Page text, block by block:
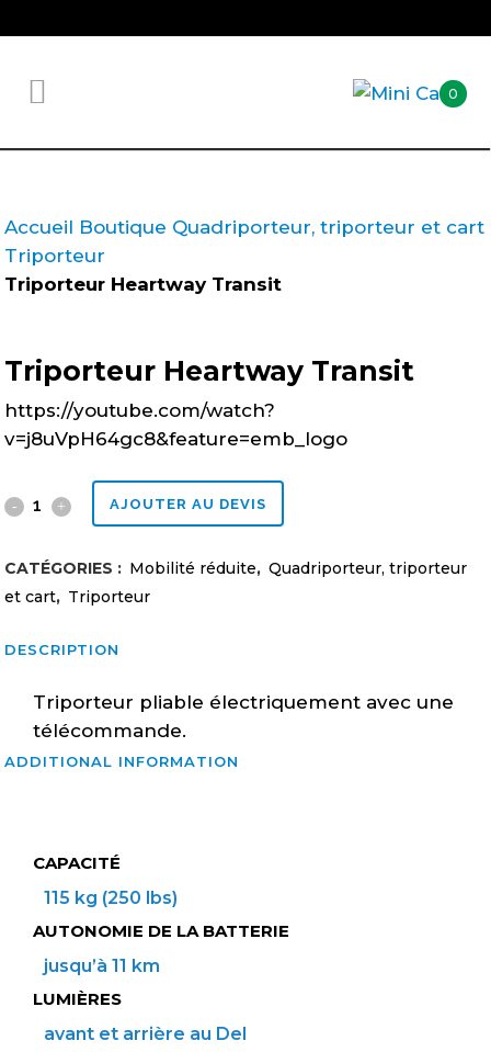
0
Accueil Boutique Quadriporteur, triporteur et cart
Triporteur
Triporteur Heartway Transit
Triporteur Heartway Transit
https://youtube.com/watch?
v=j8uVpH64gc8&feature=emb_logo
Triporteur
AJOUTER AU DEVIS
CATÉGORIES : Mobilité réduite, Quadriporteur, triporteur
et cart, Triporteur
DESCRIPTION
Triporteur pliable électriquement avec une
télécommande.
ADDITIONAL INFORMATION
CAPACITÉ
115 kg (250 lbs)
AUTONOMIE DE LA BATTERIE
jusqu’à 11 km
LUMIÈRES
avant et arrière au Del